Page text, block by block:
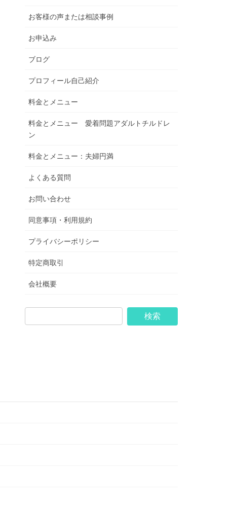
お客様の声または相談事例
お申込み
ブログ
プロフィール自己紹介
料金とメニュー
料金とメニュー 愛着問題アダルトチルドレ
ン
料金とメニュー：夫婦円満
よくある質問
お問い合わせ
同意事項・利用規約
プライバシーポリシー
特定商取引
会社概要